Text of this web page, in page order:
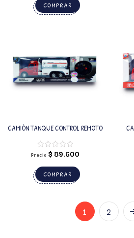
COMPRAR
CAMIÓN TANQUE CONTROL REMOTO
Precio $ 89.600
COMPRAR
1 2